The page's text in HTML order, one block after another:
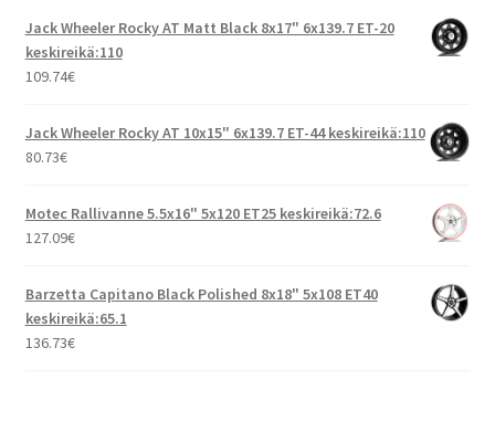
Jack Wheeler Rocky AT Matt Black 8x17" 6x139.7 ET-20
keskireikä:110
109.74€
Jack Wheeler Rocky AT 10x15" 6x139.7 ET-44 keskireikä:110
80.73€
Motec Rallivanne 5.5x16" 5x120 ET25 keskireikä:72.6
127.09€
Barzetta Capitano Black Polished 8x18" 5x108 ET40
keskireikä:65.1
136.73€